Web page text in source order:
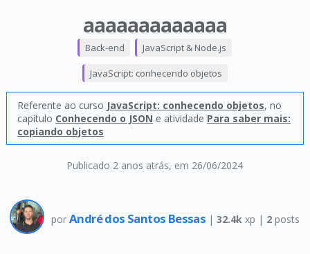
aaaaaaaaaaaaa
Publicado 2 anos atrás, em 26/06/2024
Back-end JavaScript & Node.js
JavaScript: conhecendo objetos
Referente ao curso JavaScript: conhecendo objetos, no
capítulo Conhecendo o JSON e atividade Para saber mais:
copiando objetos
por André dos Santos Bessas | 32.4k xp | 2posts